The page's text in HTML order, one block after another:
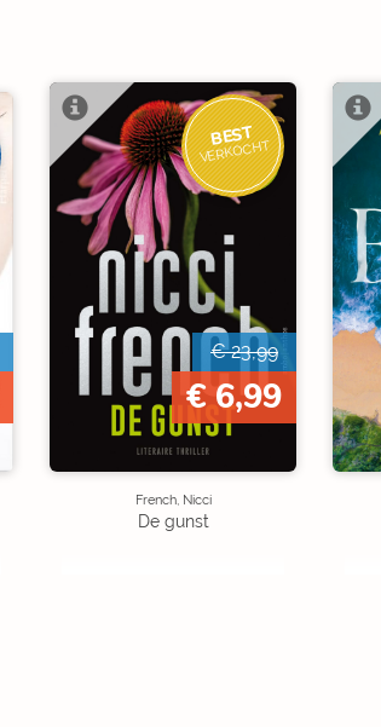
BEST
VERKOCHT
€ 23,99
€ 6,99
French, Nicci
De gunst